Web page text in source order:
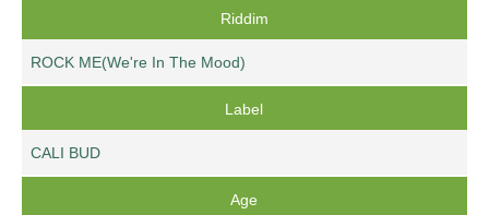
Riddim
ROCK ME(We're In The Mood)
Label
CALI BUD
Age